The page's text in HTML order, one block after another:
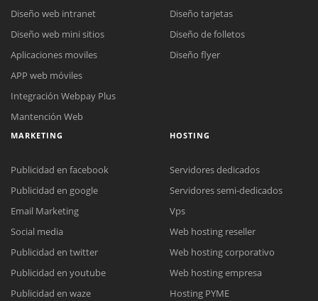
Reunión online
Nuestros ejecutivos le enviarán un correo electrónico con el enlace a
Meet para la reunión online.
Cotización
Complete el formulario y nos contactaremos a la brevedad.
Chat Online
para enviarnos un correo electrónico con sus datos personales.
Diseño web intranet
Diseño web mini sitios
Aplicaciones moviles
APP web móviles
Integración Webpay Plus
Mantención Web
Diseño tarjetas
Diseño de folletos
Diseño flyer
MARKETING
Publicidad en facebook
Publicidad en google
Email Marketing
Social media
Publicidad en twitter
Publicidad en youtube
Publicidad en waze
HOSTING
Servidores dedicados
Servidores semi-dedicados
Vps
Web hosting reseller
Web hosting corporativo
Web hosting empresa
Hosting PYME